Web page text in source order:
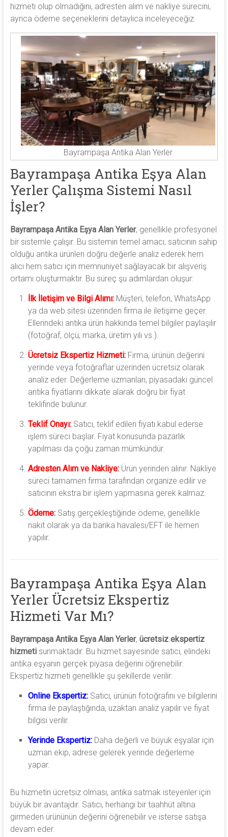
hizmeti olup olmadığını, adresten alım ve nakliye sürecini,
ayrıca ödeme seçeneklerini detaylıca inceleyeceğiz.
Bayrampaşa Antika Alan Yerler
Bayrampaşa Antika Eşya Alan
Yerler Çalışma Sistemi Nasıl
İşler?
Bayrampaşa Antika Eşya Alan Yerler, genellikle profesyonel
bir sistemle çalışır. Bu sistemin temel amacı, satıcının sahip
olduğu antika ürünleri doğru değerle analiz ederek hem
alıcı hem satıcı için memnuniyet sağlayacak bir alışveriş
ortamı oluşturmaktır. Bu süreç şu adımlardan oluşur:
İlk İletişim ve Bilgi Alımı:Müşteri, telefon, WhatsApp
ya da web sitesi üzerinden firma ile iletişime geçer.
Ellerindeki antika ürün hakkında temel bilgiler paylaşılır
(fotoğraf, ölçü, marka, üretim yılı vs.).
Ücretsiz Ekspertiz Hizmeti:Firma, ürünün değerini
yerinde veya fotoğraflar üzerinden ücretsiz olarak
analiz eder. Değerleme uzmanları, piyasadaki güncel
antika fiyatlarını dikkate alarak doğru bir fiyat
teklifinde bulunur.
Teklif Onayı:Satıcı, teklif edilen fiyatı kabul ederse
işlem süreci başlar. Fiyat konusunda pazarlık
yapılması da çoğu zaman mümkündür.
Adresten Alım ve Nakliye:Ürün yerinden alınır. Nakliye
süreci tamamen firma tarafından organize edilir ve
satıcının ekstra bir işlem yapmasına gerek kalmaz.
Ödeme:Satış gerçekleştiğinde ödeme, genellikle
nakit olarak ya da banka havalesi/EFT ile hemen
yapılır.
Bayrampaşa Antika Eşya Alan
Yerler Ücretsiz Ekspertiz
Hizmeti Var Mı?
Bayrampaşa Antika Eşya Alan Yerler, ücretsiz ekspertiz
hizmetisunmaktadır. Bu hizmet sayesinde satıcı, elindeki
antika eşyanın gerçek piyasa değerini öğrenebilir.
Ekspertiz hizmeti genellikle şu şekillerde verilir:
Online Ekspertiz:Satıcı, ürünün fotoğrafını ve bilgilerini
firma ile paylaştığında, uzaktan analiz yapılır ve fiyat
bilgisi verilir.
Yerinde Ekspertiz:Daha değerli ve büyük eşyalar için
uzman ekip, adrese gelerek yerinde değerleme
yapar.
Bu hizmetin ücretsiz olması, antika satmak isteyenler için
büyük bir avantajdır. Satıcı, herhangi bir taahhüt altına
girmeden ürününün değerini öğrenebilir ve isterse satışa
devam eder.